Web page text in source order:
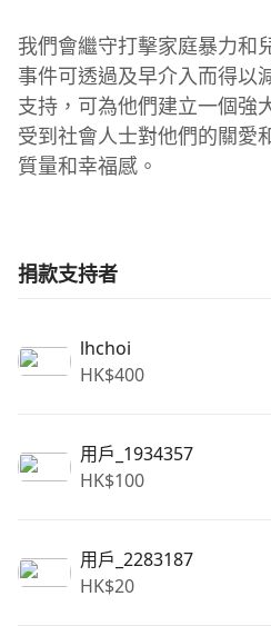
我們會繼守打擊家庭暴力和
事件可透過及早介入而得以
支持，可為他們建立一個強
受到社會人士對他們的關愛
質量和幸福感。
捐款支持者
lhchoi
HK$400
用戶_1934357
HK$100
用戶_2283187
HK$20